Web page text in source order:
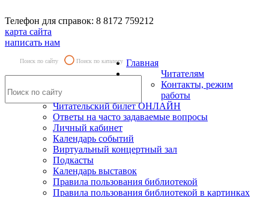
Телефон для справок: 8 8172 759212
карта сайта
написать нам
Поиск по сайту Поиск по каталогу Главная
Читателям
Контакты, режим
работы
Читательский билет ОНЛАЙН
Ответы на часто задаваемые вопросы
Личный кабинет
Календарь событий
Виртуальный концертный зал
Подкасты
Календарь выставок
Правила пользования библиотекой
Правила пользования библиотекой в картинках